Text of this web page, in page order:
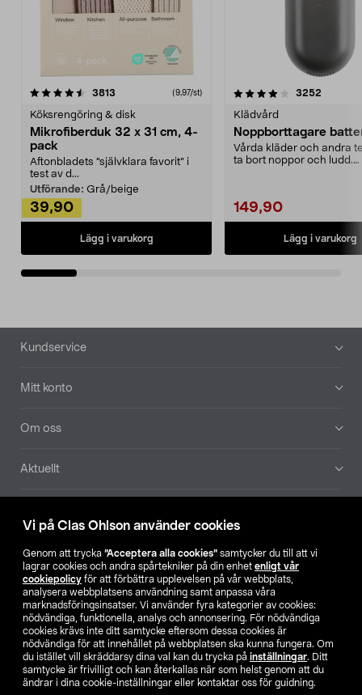
Vi på Clas Ohlson använder cookies
Genom att trycka ”Acceptera alla cookies” samtycker du till att vi
lagrar cookies och andra spårtekniker på din enhet enligt vår
cookiepolicy för att förbättra upplevelsen på vår webbplats,
analysera webbplatsens användning samt anpassa våra
marknadsföringsinsatser. Vi använder fyra kategorier av cookies:
nödvändiga, funktionella, analys och annonsering. För nödvändiga
cookies krävs inte ditt samtycke eftersom dessa cookies är
nödvändiga för att innehållet på webbplatsen ska kunna fungera. Om
du istället vill skräddarsy dina val kan du trycka på inställningar. Ditt
samtycke är frivilligt och kan återkallas när som helst genom att du
ändrar i dina cookie-inställningar eller kontaktar oss för guidning.
3813 (9,97/st)
Köksrengöring & disk
Mikrofiberduk 32 x 31 cm, 4-
pack
Aftonbladets "självklara favorit” i
test av d...
Utförande: Grå/beige
39,90
Lägg i varukorg
4.0av 5 stjärnor 3252
Klädvård
Noppborttagare
Vårda kläder och andra
ta bort noppor och ludd.
149,90
Lägg i varukorg
4.5av 5 stjärnor
Sidfot
Kundservice
Mitt konto
Om oss
Aktuellt
Hitta butik
SE NO FI